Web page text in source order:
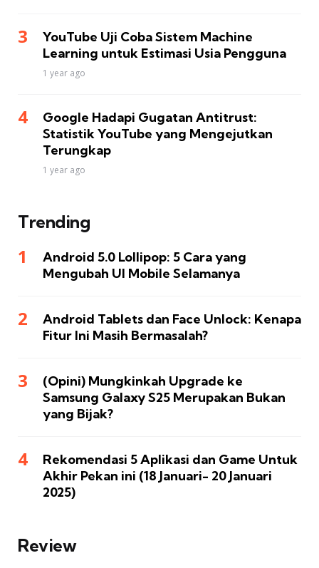
YouTube Uji Coba Sistem Machine
Learning untuk Estimasi Usia Pengguna
1 year ago
Google Hadapi Gugatan Antitrust:
Statistik YouTube yang Mengejutkan
Terungkap
1 year ago
Trending
Android 5.0 Lollipop: 5 Cara yang
Mengubah UI Mobile Selamanya
Android Tablets dan Face Unlock: Kenapa
Fitur Ini Masih Bermasalah?
(Opini) Mungkinkah Upgrade ke
Samsung Galaxy S25 Merupakan Bukan
yang Bijak?
Rekomendasi 5 Aplikasi dan Game Untuk
Akhir Pekan ini (18 Januari- 20 Januari
2025)
Review